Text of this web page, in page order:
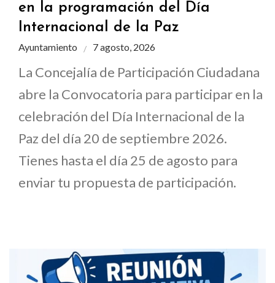
en la programación del Día
Internacional de la Paz
Ayuntamiento 7 agosto, 2026
La Concejalía de Participación Ciudadana
abre la Convocatoria para participar en la
celebración del Día Internacional de la
Paz del día 20 de septiembre 2026.
Tienes hasta el día 25 de agosto para
enviar tu propuesta de participación.